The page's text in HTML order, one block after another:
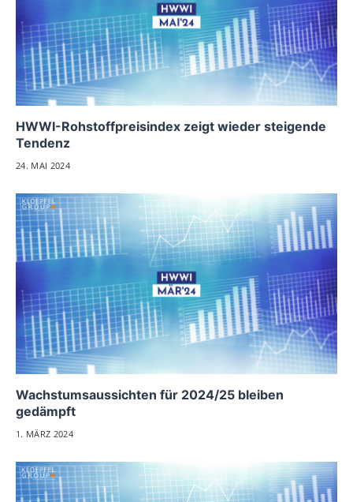
HWWI-Rohstoffpreisindex zeigt wieder steigende
Tendenz
24. MAI 2024
Wachstumsaussichten für 2024/25 bleiben
gedämpft
1. MÄRZ 2024